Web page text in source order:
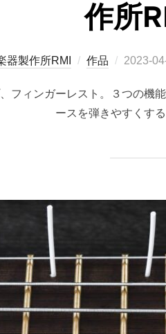
作所
器製作所RMI 作品
投
日:
2023-
フィンガーレスト。３つの機
ースを弾きやすくす